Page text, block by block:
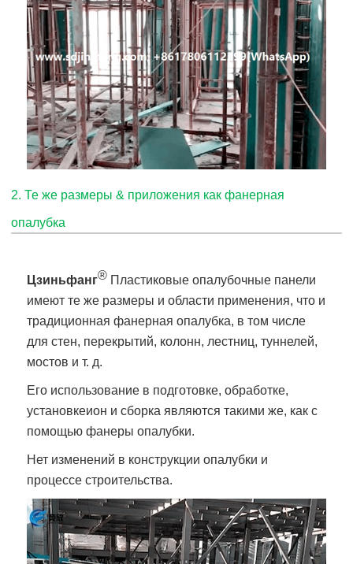
2. Те же размеры & приложения как фанерная
опалубка
Цзиньфанг® Пластиковые опалубочные панели
имеют те же размеры и области применения, что и
традиционная фанерная опалубка, в том числе
для стен, перекрытий, колонн, лестниц, туннелей,
мостов и т. д.
Его использование в подготовке, обработке,
установкеион и сборка являются такими же, как с
помощью фанеры опалубки.
Нет изменений в конструкции опалубки и
процессе строительства.